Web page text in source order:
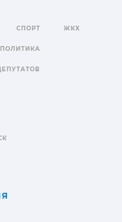
СПОРТ ЖКХ
ПОЛИТИКА